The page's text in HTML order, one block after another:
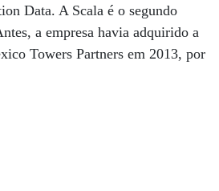
Data. A Scala é o segundo
a empresa havia adquirido a
Towers Partners em 2013, por